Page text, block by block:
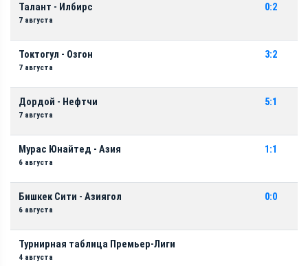
Талант - Илбирс
7 августа
0:2
Токтогул - Озгон
7 августа
3:2
Дордой - Нефтчи
7 августа
5:1
Мурас Юнайтед - Азия
6 августа
1:1
Бишкек Сити - Азиягол
6 августа
0:0
Турнирная таблица Премьер-Лиги
4 августа